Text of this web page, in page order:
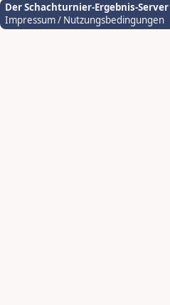
Der Schachturnier-Ergebnis-Server
Impressum / Nutzungsbedingungen